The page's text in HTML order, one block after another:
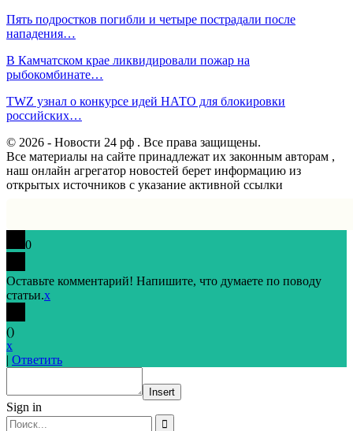
Пять подростков погибли и четыре пострадали после
нападения…
В Камчатском крае ликвидировали пожар на
рыбокомбинате…
TWZ узнал о конкурсе идей НАТО для блокировки
российских…
© 2026 - Новости 24 рф . Все права защищены.
Все материалы на сайте принадлежат их законным авторам ,
наш онлайн агрегатор новостей берет информацию из
открытых источников с указание активной ссылки
0
Оставьте комментарий! Напишите, что думаете по поводу
статьи.x
()
x
| Ответить
Insert
Sign in